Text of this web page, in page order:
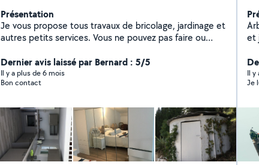
Présentation
Je vous propose tous travaux de bricolage, jardinage et
autres petits services. Vous ne pouvez pas faire ou
Dernier avis laissé par Bernard : 5/5
Il y a plus de 6 mois
Bon contact
et
jardins. Les devis
Il y
Je